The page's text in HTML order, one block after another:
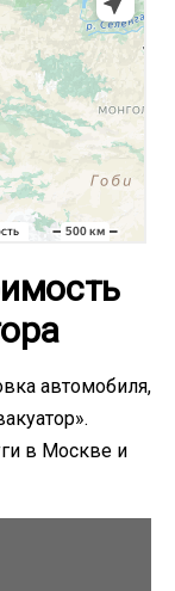
автомобиля,
в Москве и